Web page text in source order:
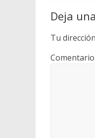
Deja
Tu
Comentario